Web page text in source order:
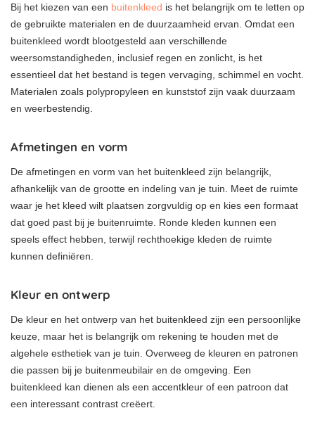
Bij het kiezen van een buitenkleed is het belangrijk om te letten op
de gebruikte materialen en de duurzaamheid ervan. Omdat een
buitenkleed wordt blootgesteld aan verschillende
weersomstandigheden, inclusief regen en zonlicht, is het
essentieel dat het bestand is tegen vervaging, schimmel en vocht.
Materialen zoals polypropyleen en kunststof zijn vaak duurzaam
en weerbestendig.
Afmetingen en vorm
De afmetingen en vorm van het buitenkleed zijn belangrijk,
afhankelijk van de grootte en indeling van je tuin. Meet de ruimte
waar je het kleed wilt plaatsen zorgvuldig op en kies een formaat
dat goed past bij je buitenruimte. Ronde kleden kunnen een
speels effect hebben, terwijl rechthoekige kleden de ruimte
kunnen definiëren.
Kleur en ontwerp
De kleur en het ontwerp van het buitenkleed zijn een persoonlijke
keuze, maar het is belangrijk om rekening te houden met de
algehele esthetiek van je tuin. Overweeg de kleuren en patronen
die passen bij je buitenmeubilair en de omgeving. Een
buitenkleed kan dienen als een accentkleur of een patroon dat
een interessant contrast creëert.